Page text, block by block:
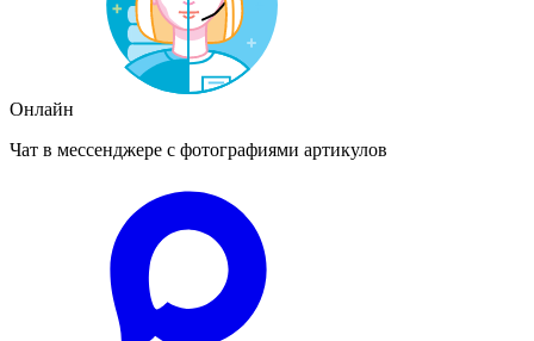
Онлайн
Чат в мессенджере с фотографиями артикулов